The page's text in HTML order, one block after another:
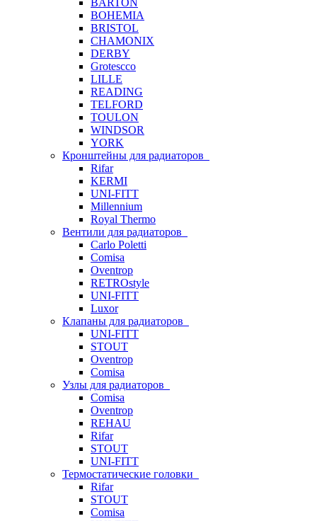
BARTON
BOHEMIA
BRISTOL
CHAMONIX
DERBY
Grotescco
LILLE
READING
TELFORD
TOULON
WINDSOR
YORK
Кронштейны для радиаторов
Rifar
KERMI
UNI-FITT
Millennium
Royal Thermo
Вентили для радиаторов
Carlo Poletti
Comisa
Oventrop
RETROstyle
UNI-FITT
Luxor
Клапаны для радиаторов
UNI-FITT
STOUT
Oventrop
Comisa
Узлы для радиаторов
Comisa
Oventrop
REHAU
Rifar
STOUT
UNI-FITT
Термостатические головки
Rifar
STOUT
Comisa